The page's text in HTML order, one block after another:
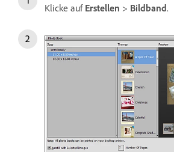
Klicke auf Erstellen > Bildband.